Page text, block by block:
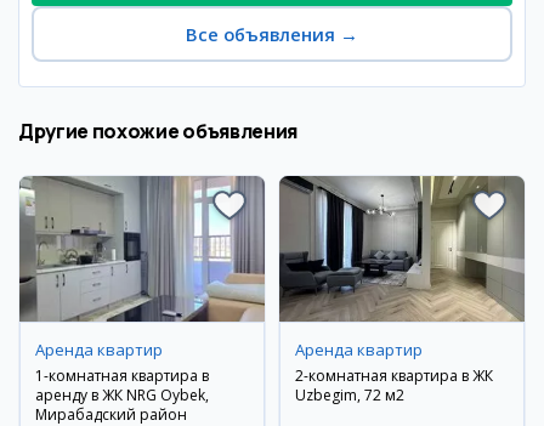
Все объявления →
Другие похожие объявления
Аренда квартир
1-комнатная квартира в
аренду в ЖК NRG Oybek,
Мирабадский район
Аренда квартир
2-комнатная квартира в ЖК
Uzbegim, 72 м2